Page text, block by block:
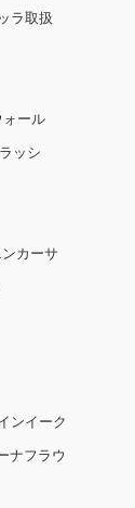
ラ取扱
ォール
ッシ
ンカーサ
ンイーク
ナフラウ